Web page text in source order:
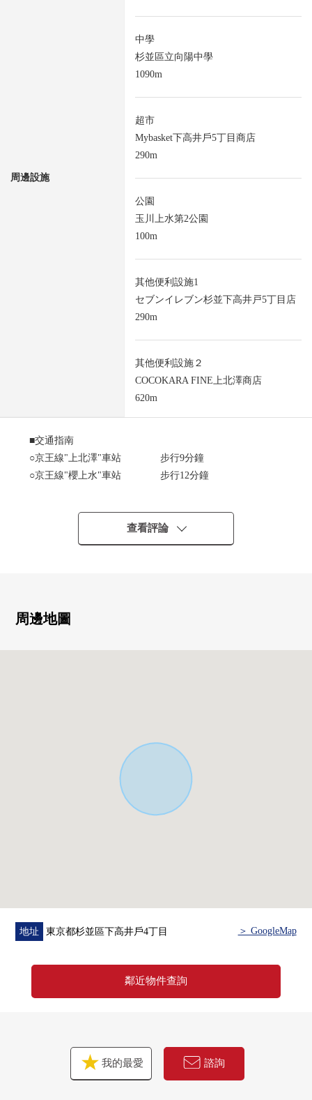
周邊設施
中學
杉並區立向陽中學
1090m
超市
Mybasket下高井戶5丁目商店
290m
公園
玉川上水第2公園
100m
其他便利設施1
セブンイレブン杉並下高井戸5丁目店
290m
其他便利設施２
COCOKARA FINE上北澤商店
620m
■交通指南
○京王線"上北澤"車站 步行9分鐘
○京王線"櫻上水"車站 步行12分鐘
○土地面積：212.21平方公尺(約64.19坪)
契約)中的每月費用租金318,000日圆(2026年7月2日當時)
■也把自己的家的"出售"交給三井Rehouse請
・是否最好開始什麼雖然是否是否"出售是以前購買是以
在顧客的情形合起來，合計，從住在的購買到出售，支
援。
※以首都圏為中心，也承受關於杉並區周圍以外的房地產
(因為有不能夠辦理的居住地所以請諒解)
查看評論
周邊地圖
地址 東京都杉並區下高井戶4丁目 ＞ GoogleMap
鄰近物件查詢
我的最愛 諮詢